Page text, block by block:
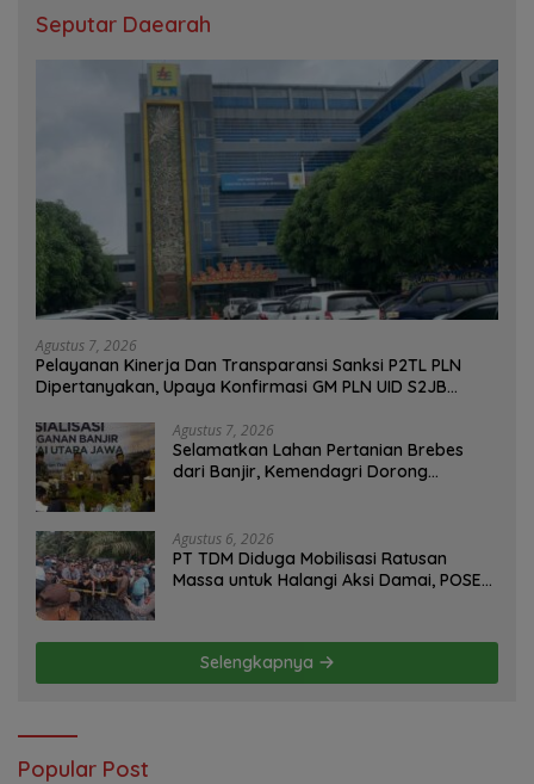
Seputar Daearah
Agustus 7, 2026
Pelayanan Kinerja Dan Transparansi Sanksi P2TL PLN
Dipertanyakan, Upaya Konfirmasi GM PLN UID S2JB
Agustus 7, 2026
Selamatkan Lahan Pertanian Brebes
dari Banjir, Kemendagri Dorong
Agustus 6, 2026
PT TDM Diduga Mobilisasi Ratusan
Massa untuk Halangi Aksi Damai, POSE
Selengkapnya
Popular Post